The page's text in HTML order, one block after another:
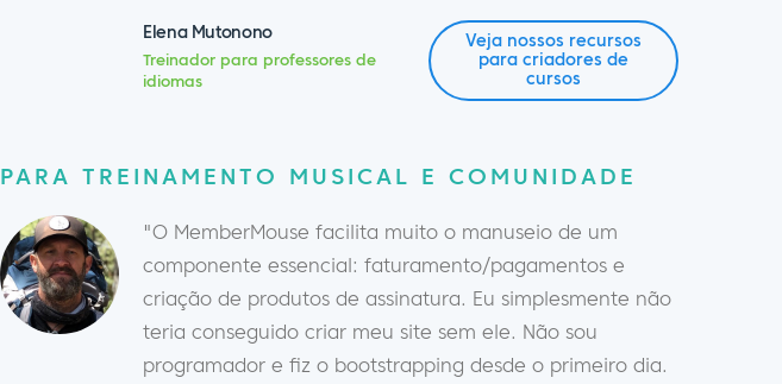
Elena Mutonono
Treinador para professores de
idiomas
Veja nossos recursos
para criadores de
cursos
PARA TREINAMENTO MUSICAL E COMUNIDADE
"O MemberMouse facilita muito o manuseio de um
componente essencial: faturamento/pagamentos e
criação de produtos de assinatura. Eu simplesmente não
teria conseguido criar meu site sem ele. Não sou
programador e fiz o bootstrapping desde o primeiro dia.